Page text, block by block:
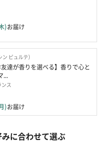
)お届け
ピュルテ）
友達が香りを選べる】香りで心と
...
ス
)お届け
に合わせて選ぶ